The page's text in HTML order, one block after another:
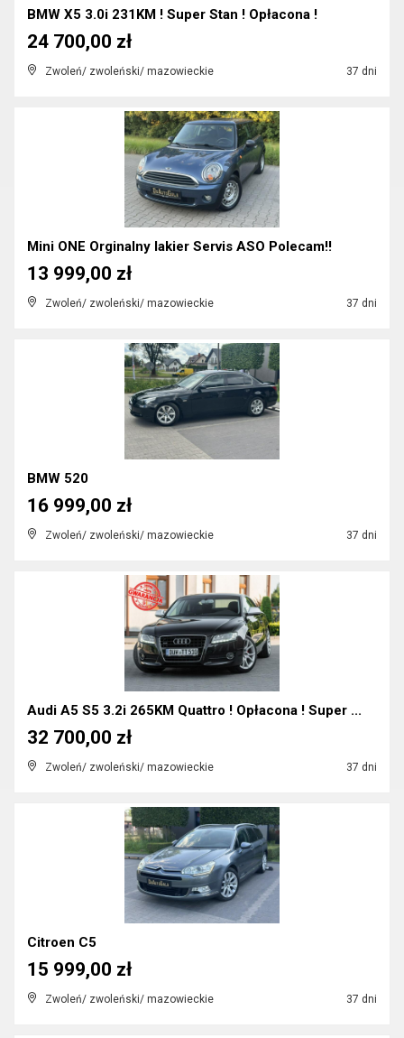
BMW X5 3.0i 231KM ! Super Stan ! Opłacona !
Zwoleń/ zwoleński/ mazowieckie 37 dni
24 700,00 zł
Mini ONE Orginalny lakier Servis ASO Polecam!!
Zwoleń/ zwoleński/ mazowieckie 37 dni
13 999,00 zł
BMW 520
Zwoleń/ zwoleński/ mazowieckie 37 dni
16 999,00 zł
Audi A5 S5 3.2i 265KM Quattro ! Opłacona ! Super ...
Zwoleń/ zwoleński/ mazowieckie 37 dni
32 700,00 zł
Citroen C5
Zwoleń/ zwoleński/ mazowieckie 37 dni
15 999,00 zł